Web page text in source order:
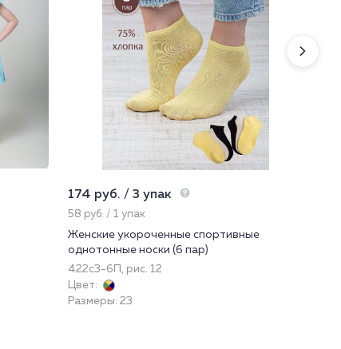
174 руб. / 3 упак
58 руб. / 1 упак
Женские укороченные спортивные
однотонные носки (6 пар)
422с3-6П, рис. 12
Цвет:
Размеры: 23